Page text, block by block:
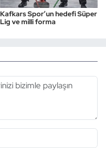
Kafkars Spor’un hedefi Süper
Lig ve milli forma